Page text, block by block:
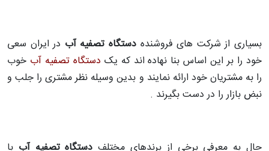
بسیاری از شرکت های فروشنده دستگاه تصفیه آب در ایران سعی
خود را بر این اساس بنا نهاده اند که یک دستگاه تصفیه آب خوب
را به مشتریان خود ارائه نمایند و بدین وسیله نظر مشتری را جلب و
نبض بازار را در دست بگیرند .
حال به معرفی برخی از برندهای مختلف دستگاه تصفیه آب با